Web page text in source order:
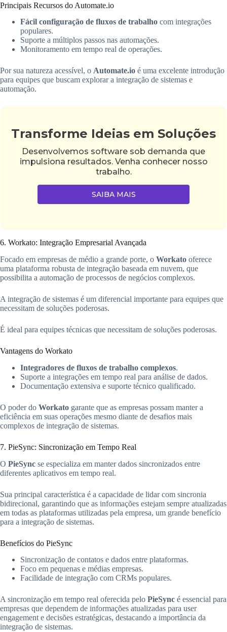
Principais Recursos do Automate.io
Fácil configuração de fluxos de trabalho com integrações
populares.
Suporte a múltiplos passos nas automações.
Monitoramento em tempo real de operações.
Por sua natureza acessível, o Automate.io é uma excelente introdução
para equipes que buscam explorar a integração de sistemas e
automação.
Transforme Ideias em Soluções
Desenvolvemos software sob demanda que
impulsiona resultados. Venha conhecer nosso
trabalho.
SAIBA MAIS
6. Workato: Integração Empresarial Avançada
Focado em empresas de médio a grande porte, o Workato oferece
uma plataforma robusta de integração baseada em nuvem, que
possibilita a automação de processos de negócios complexos.
A integração de sistemas é um diferencial importante para equipes que
necessitam de soluções poderosas.
É ideal para equipes técnicas que necessitam de soluções poderosas.
Vantagens do Workato
Integradores de fluxos de trabalho complexos.
Suporte a integrações em tempo real para análise de dados.
Documentação extensiva e suporte técnico qualificado.
O poder do Workato garante que as empresas possam manter a
eficiência em suas operações mesmo diante de desafios mais
complexos de integração de sistemas.
7. PieSync: Sincronização em Tempo Real
O PieSync se especializa em manter dados sincronizados entre
diferentes aplicativos em tempo real.
Sua principal característica é a capacidade de lidar com sincronia
bidirecional, garantindo que as informações estejam sempre atualizadas
em todas as plataformas utilizadas pela empresa, um grande benefício
para a integração de sistemas.
Benefícios do PieSync
Sincronização de contatos e dados entre plataformas.
Foco em pequenas e médias empresas.
Facilidade de integração com CRMs populares.
A sincronização em tempo real oferecida pelo PieSync é essencial para
empresas que dependem de informações atualizadas para user
engagement e decisões estratégicas, destacando a importância da
integração de sistemas.